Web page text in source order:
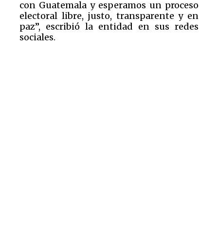
con Guatemala y esperamos un proceso
electoral libre, justo, transparente y en
paz”, escribió la entidad en sus redes
sociales.